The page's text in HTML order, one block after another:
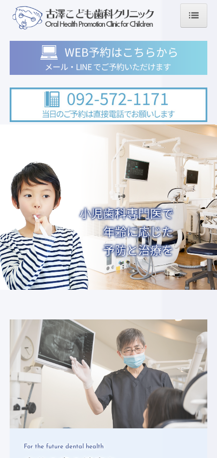
初めて来院される患者さま
年齢に応じたケアを
0－3歳
保育園・幼稚園
診療内容
小児歯科
予防歯科・定期健診
矯正歯科
1歳半 歯科健診
お口のけが・歯のけが
クリニック紹介
院長紹介
医院概要
院内感染対策
医療安全確保の指針
施設基準
個人情報保護方針
採用情報
募集要項
For the future dental health